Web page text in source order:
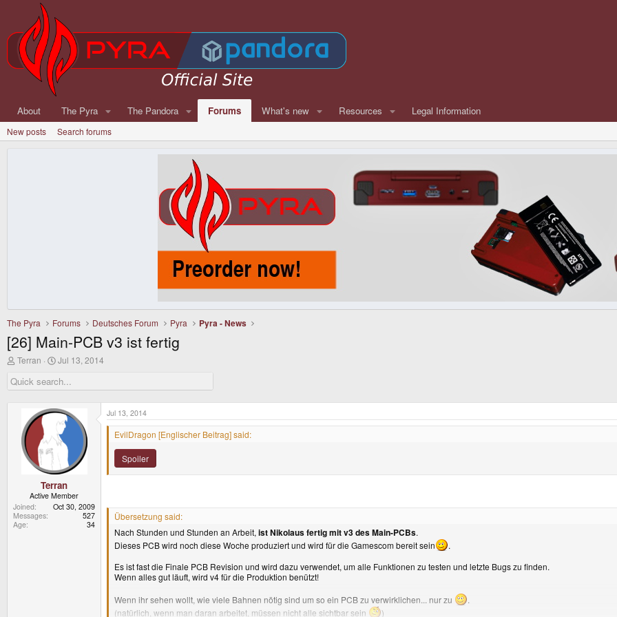
About The Pyra The Pandora Forums What's new Resources Legal Information
New posts Search forums
The Pyra Forums Deutsches Forum Pyra Pyra - News
[26] Main-PCB v3 ist fertig
T
r
e
Terran
S
a
r
d
a
t
e
Jul 13, 2014
Terran
Active Member
Joined
Oct 30, 2009
Messages
527
Age
34
Jul 13, 2014
EvilDragon [Englischer Beitrag] said:
Spoiler
Übersetzung said:
Nach Stunden und Stunden an Arbeit, ist Nikolaus fertig mit v3 des Main-PCBs.
Dieses PCB wird noch diese Woche produziert und wird für die Gamescom bereit sein
.
Es ist fast die Finale PCB Revision und wird dazu verwendet, um alle Funktionen zu testen und letzte Bugs zu finden.
Wenn alles gut läuft, wird v4 für die Produktion benützt!
Wenn ihr sehen wollt, wie viele Bahnen nötig sind um so ein PCB zu verwirklichen... nur zu
.
(natürlich, wenn man daran arbeitet, müssen nicht alle sichtbar sein
)